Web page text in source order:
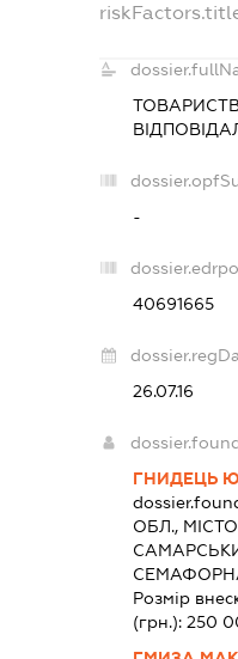
-
40691665
26.07.16
ГНИДЕЦЬ
ОБЛ.,
Розмір
(грн.):250